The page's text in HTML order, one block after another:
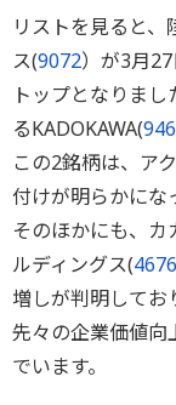
リストを見ると
ス(9072）が3月
トップとなりま
るKADOKAWA(
この2銘柄は、ア
付けが明らかにな
そのほかにも、カ
ルディングス(4676
増しが判明してお
先々の企業価値向
でいます。